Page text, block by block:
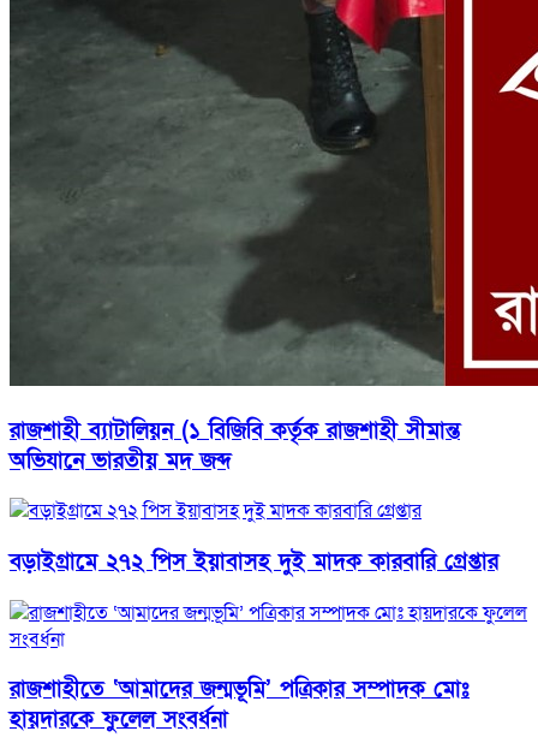
রাজশাহী ব্যাটালিয়ন (১ বিজিবি কর্তৃক রাজশাহী সীমান্ত
অভিযানে ভারতীয় মদ জব্দ
বড়াইগ্রামে ২৭২ পিস ইয়াবাসহ দুই মাদক কারবারি গ্রেপ্তার
রাজশাহীতে ‘আমাদের জন্মভূমি’ পত্রিকার সম্পাদক মোঃ
হায়দারকে ফুলেল সংবর্ধনা